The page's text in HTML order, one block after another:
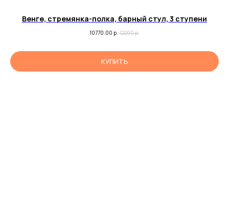
Венге, стремянка-полка, барный стул, 3 ступени
10770.00 р. 12200р.
КУПИТЬ